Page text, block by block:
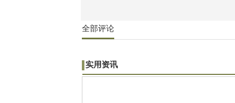
全部评论
实用资讯